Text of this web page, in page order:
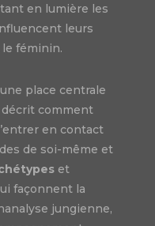
en lumière les
leurs
féminin.
place centrale
décrit comment
en contact
de soi-même et
et
façonnent la
jungienne,